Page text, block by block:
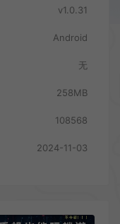
v1.0.31
Android
无
258MB
108568
2024-11-03